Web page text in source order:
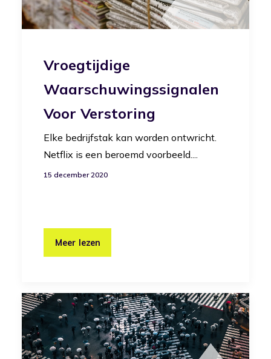
Vroegtijdige
Waarschuwingssignalen
Voor Verstoring
Elke bedrijfstak kan worden ontwricht.
Netflix is een beroemd voorbeeld....
15 december 2020
Meer lezen